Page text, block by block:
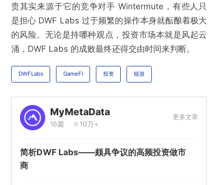
责其实来源于它的竞争对手 Wintermute，有些人只
是担心 DWF Labs 过于频繁的操作本身就酝酿着极大
的风险。无论是持哪种观点，投资市场本就是风起云
涌，DWF Labs 的成败最终还得交由时间来判断。
DWFLabs GameFi 投资 链游
MyMetaData
16篇 10万+
更多文章
简析DWF Labs——颇具争议的高频投资做市
商